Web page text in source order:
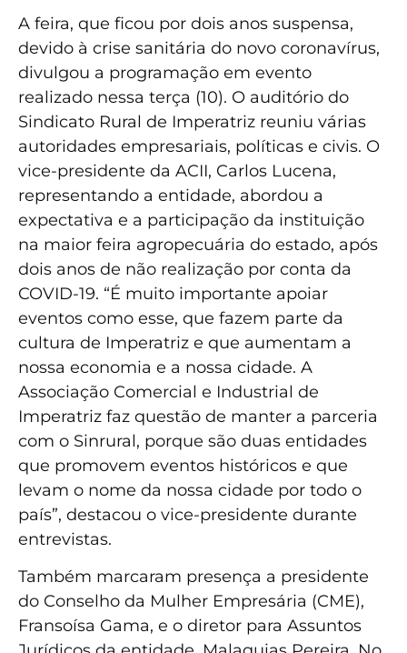
A feira, que ficou por dois anos suspensa,
devido à crise sanitária do novo coronavírus,
divulgou a programação em evento
realizado nessa terça (10). O auditório do
Sindicato Rural de Imperatriz reuniu várias
autoridades empresariais, políticas e civis. O
vice-presidente da ACII, Carlos Lucena,
representando a entidade, abordou a
expectativa e a participação da instituição
na maior feira agropecuária do estado, após
dois anos de não realização por conta da
COVID-19. “É muito importante apoiar
eventos como esse, que fazem parte da
cultura de Imperatriz e que aumentam a
nossa economia e a nossa cidade. A
Associação Comercial e Industrial de
Imperatriz faz questão de manter a parceria
com o Sinrural, porque são duas entidades
que promovem eventos históricos e que
levam o nome da nossa cidade por todo o
país”, destacou o vice-presidente durante
entrevistas.
Também marcaram presença a presidente
do Conselho da Mulher Empresária (CME),
Fransoísa Gama, e o diretor para Assuntos